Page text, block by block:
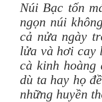
Núi Bạc tốn
ngọn núi
cả nửa ngày
lửa và hơi cay
cà kinh hoàng
dù ta hay họ
những huyền